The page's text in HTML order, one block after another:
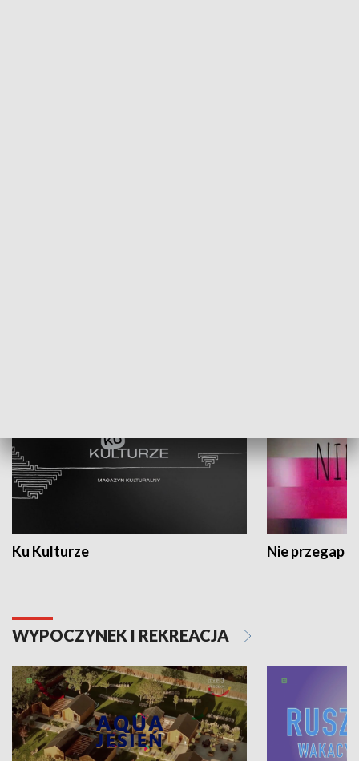
Ku Kulturze Nie przegap
WYPOCZYNEK I REKREACJA